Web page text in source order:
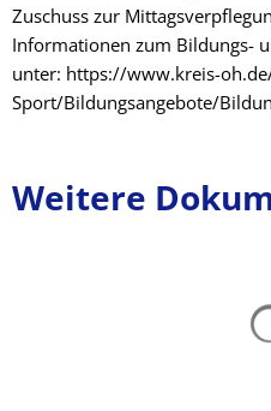
Zuschuss zur
Informationen zum Bildungs-
unter: https://www.kreis-
Sport/Bildungsangebote/
Weitere